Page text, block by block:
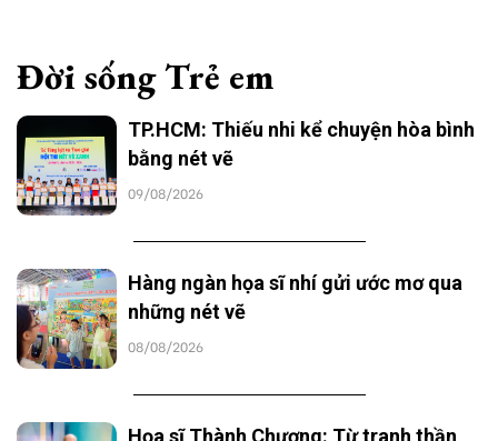
Đời sống Trẻ em
TP.HCM: Thiếu nhi kể chuyện hòa bình
bằng nét vẽ
09/08/2026
Hàng ngàn họa sĩ nhí gửi ước mơ qua
những nét vẽ
08/08/2026
Họa sĩ Thành Chương: Từ tranh thần